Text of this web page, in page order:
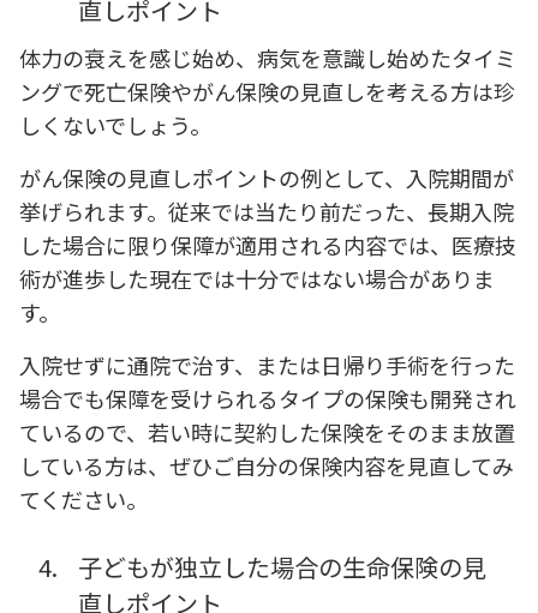
直しポイント
体力の衰えを感じ始め、病気を意識し始めたタイミ
ングで死亡保険やがん保険の見直しを考える方は珍
しくないでしょう。
がん保険の見直しポイントの例として、入院期間が
挙げられます。従来では当たり前だった、長期入院
した場合に限り保障が適用される内容では、医療技
術が進歩した現在では十分ではない場合がありま
す。
入院せずに通院で治す、または日帰り手術を行った
場合でも保障を受けられるタイプの保険も開発され
ているので、若い時に契約した保険をそのまま放置
している方は、ぜひご自分の保険内容を見直してみ
てください。
4.
子どもが独立した場合の生命保険の見
直しポイント